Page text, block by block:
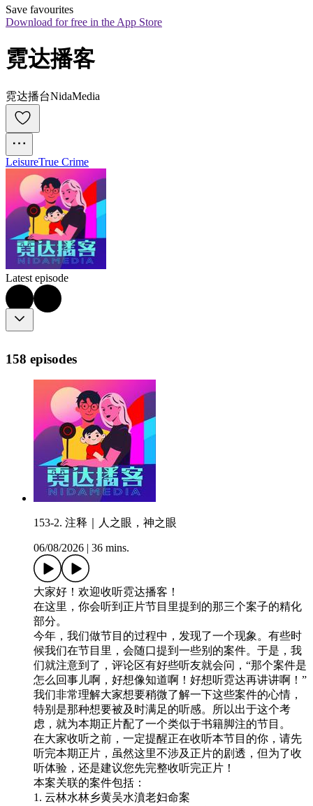
Save favourites
Download for free in the App Store
霓达播客
霓达播台NidaMedia
LeisureTrue Crime
Latest episode
158 episodes
153-2. 注释｜人之眼，神之眼
06/08/2026 36 mins.
大家好！欢迎收听霓达播客！
在这里，你会听到正片节目里提到的那三个案子的精化
部分。
今年，我们做节目的过程中，发现了一个现象。有些时
候我们在节目里，会随口提到一些别的案件。于是，我
们就注意到了，评论区有好些听友就会问，“那个案件是
怎么回事儿啊，好想像知道啊！好想听霓达再讲讲啊！”
我们非常理解大家想要稍微了解一下这些案件的心情，
特别是那种想要被及时满足的听感。所以出于这个考
虑，就为本期正片配了一个类似于书籍脚注的节目。
在大家收听之前，一定提醒正在收听本节目的你，请先
听完本期正片，虽然这里不涉及正片的剧透，但为了收
听体验，还是建议您先完整收听完正片！
本案关联的案件包括：
1. 云林水林乡黄吴水濆老妇命案